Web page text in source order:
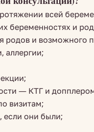
всей
беременностях и
родов и возможного
аллергии;
— КТГ и
визитам;
если они были;